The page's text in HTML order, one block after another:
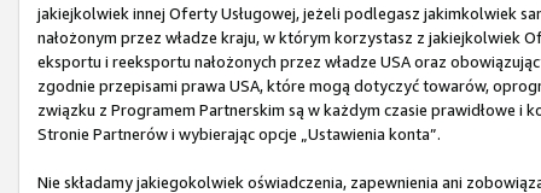
jakiejkolwiek innej Oferty Usługowej, jeżeli podlegasz jakimkolwiek
nałożonym przez władze kraju, w którym korzystasz z jakiejkolwiek
eksportu i reeksportu nałożonych przez władze USA oraz
zgodnie przepisami prawa USA, które mogą dotyczyć towarów,
związku z Programem Partnerskim są w każdym czasie prawidłowe
Stronie Partnerów i wybierając opcje „Ustawienia konta”.
Nie składamy jakiegokolwiek oświadczenia, zapewnienia ani